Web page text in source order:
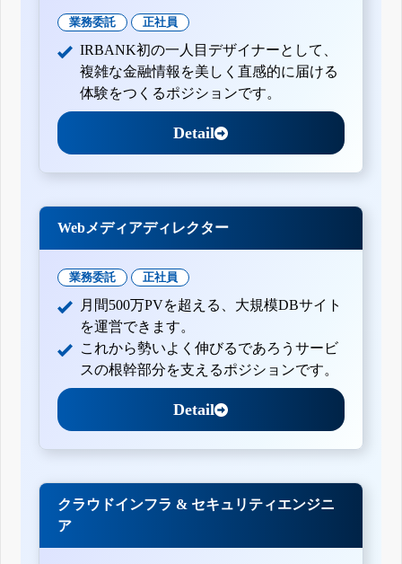
業務委託 正社員
IRBANK初の一人目デザイナーとして、
複雑な金融情報を美しく直感的に届ける
体験をつくるポジションです。
Detail
Webメディアディレクター
業務委託 正社員
月間500万PVを超える、大規模DBサイト
を運営できます。
これから勢いよく伸びるであろうサービ
スの根幹部分を支えるポジションです。
Detail
クラウドインフラ & セキュリティエンジニ
ア